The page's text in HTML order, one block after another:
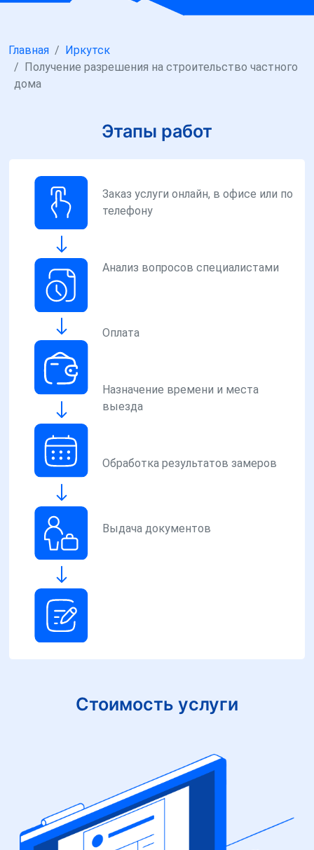
Главная
Иркутск
Получение разрешения на строительство частного
дома
Этапы работ
Заказ услуги онлайн, в офисе или по
телефону
Анализ вопросов специалистами
Оплата
Назначение времени и места
выезда
Обработка результатов замеров
Выдача документов
Стоимость услуги